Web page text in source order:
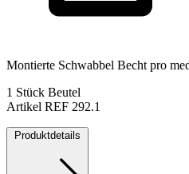
Montierte Schwabbel Becht pro
1 Stück Beutel
Artikel REF 292.1
Produktdetails